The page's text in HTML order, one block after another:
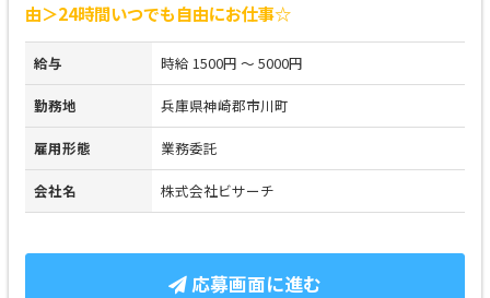
由＞24時間いつでも自由にお仕事☆
給与 時給 1500円 ～ 5000円
勤務地 兵庫県神崎郡市川町
雇用形態 業務委託
会社名 株式会社ビサーチ
応募画面に進む